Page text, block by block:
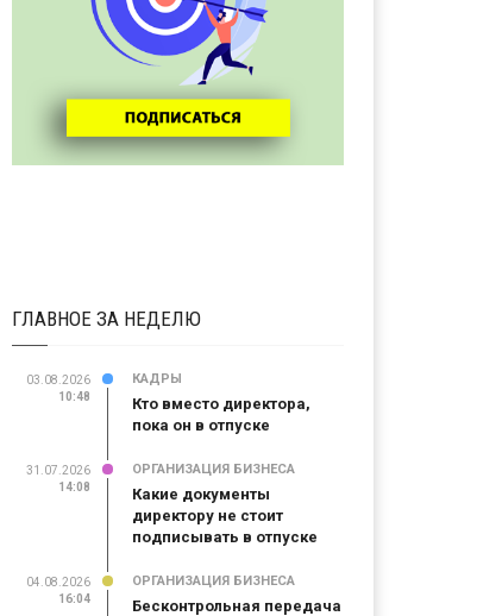
ГЛАВНОЕ ЗА НЕДЕЛЮ
03.08.2026
10:48
КАДРЫ
Кто вместо директора,
пока он в отпуске
31.07.2026
14:08
ОРГАНИЗАЦИЯ БИЗНЕСА
Какие документы
директору не стоит
подписывать в отпуске
04.08.2026
16:04
ОРГАНИЗАЦИЯ БИЗНЕСА
Бесконтрольная передача